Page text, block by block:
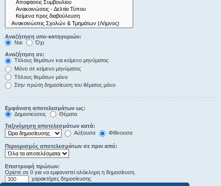
Αναζήτηση υπο-κατηγοριών:
Ναι
Όχι
Αναζήτηση σε:
Τίτλους θεμάτων και κείμενο μηνύματος
Μόνο σε κείμενο μηνύματος
Τίτλους θεμάτων μόνο
Στην πρώτη δημοσίευση του θέματος μόνο
Εμφάνιση αποτελεσμάτων ως:
Δημοσιεύσεις
Θέματα
Ταξινόμηση αποτελεσμάτων κατά:
Αύξουσα
Φθίνουσα
Περιορισμός αποτελεσμάτων σε πριν από:
Επιστροφή πρώτων:
Ορίστε σε 0 για να εμφανιστεί ολόκληρη η δημοσίευση.
χαρακτήρες δημοσίευσης